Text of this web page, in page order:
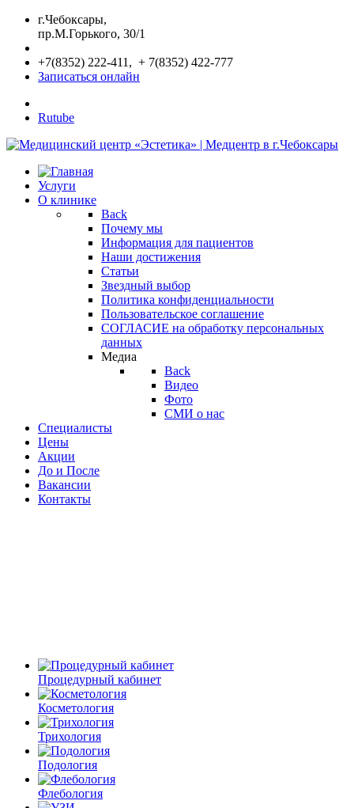
г.Чебоксары,
пр.М.Горького, 30/1
+7(8352) 222-411, + 7(8352) 422-777
Записаться онлайн
Rutube
Услуги
О клинике
Back
Почему мы
Информация для пациентов
Наши достижения
Статьи
Звездный выбор
Политика конфиденциальности
Пользовательское соглашение
СОГЛАСИЕ на обработку персональных
данных
Медиа
Back
Видео
Фото
СМИ о нас
Специалисты
Цены
Акции
До и После
Вакансии
Контакты
Процедурный кабинет
Косметология
Трихология
Подология
Флебология